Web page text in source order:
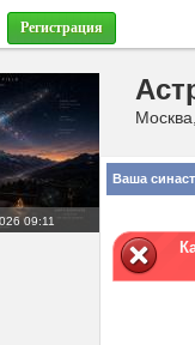
Регистрация
09:11
Ваша